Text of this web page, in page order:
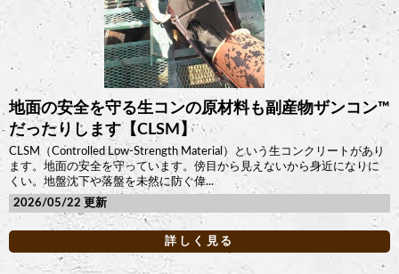
地面の安全を守る生コンの原材料も副産物ザンコン™︎
だったりします【CLSM】
CLSM（Controlled Low-Strength Material）という生コンクリートがあり
ます。地面の安全を守っています。傍目から見えないから身近になりに
くい。地盤沈下や落盤を未然に防ぐ偉...
2026/05/22
詳しく見る